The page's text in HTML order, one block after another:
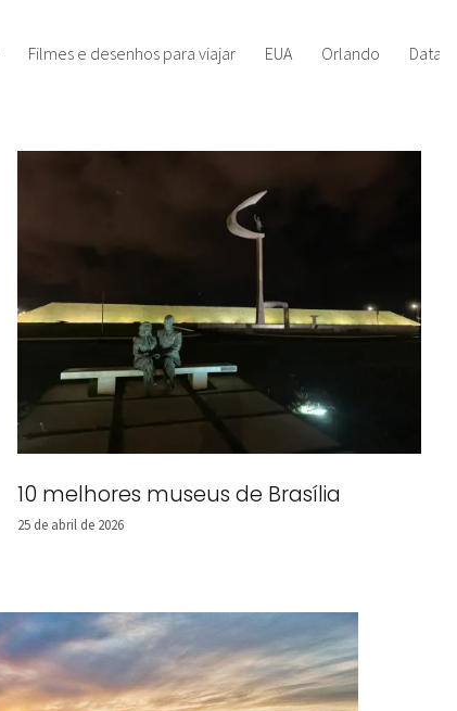
Filmes e desenhos para viajar EUA Orlando Datas
10 melhores museus de Brasília
25 de abril de 2026